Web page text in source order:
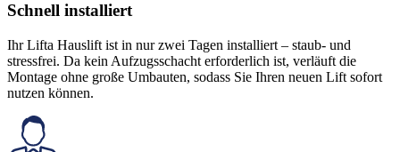
Schnell installiert
Ihr Lifta Hauslift ist in nur zwei Tagen installiert – staub- und
stressfrei. Da kein Aufzugsschacht erforderlich ist, verläuft die
Montage ohne große Umbauten, sodass Sie Ihren neuen Lift sofort
nutzen können.